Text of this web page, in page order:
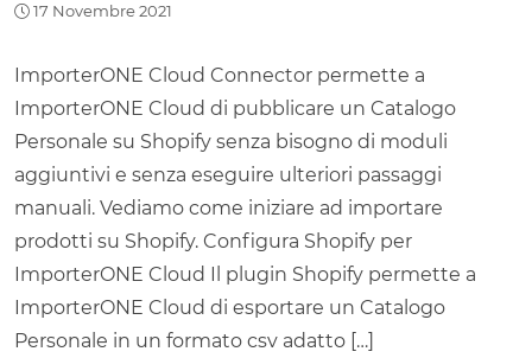
17 Novembre 2021
ImporterONE Cloud Connector permette a
ImporterONE Cloud di pubblicare un Catalogo
Personale su Shopify senza bisogno di moduli
aggiuntivi e senza eseguire ulteriori passaggi
manuali. Vediamo come iniziare ad importare
prodotti su Shopify. Configura Shopify per
ImporterONE Cloud Il plugin Shopify permette a
ImporterONE Cloud di esportare un Catalogo
Personale in un formato csv adatto […]